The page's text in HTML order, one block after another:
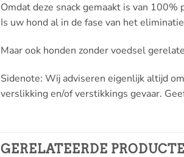
Omdat deze snack gemaakt is van
Is uw hond al in de fase van het
Maar ook honden zonder voedsel
Sidenote: Wij adviseren eigenlijk altijd
verslikking en/of verstikkings gevaar.
GERELATEERDE